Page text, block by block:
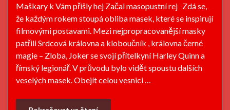
Maškary k Vám přišly hej­ Začal masopustní rej Zdá se,
že každým rokem stoupá obliba masek, které se inspirují
filmovými postavami. Mezi nejpropracovanější masky
patřili Srdcová královna a kloboučník , královna černé
magie – Zloba, Joker se svojí přítelkyní Harley Quinn a
římský legionář. V průvodu bylo vidět spoustu dalších
veselých masek. Obejít celou vesnici …